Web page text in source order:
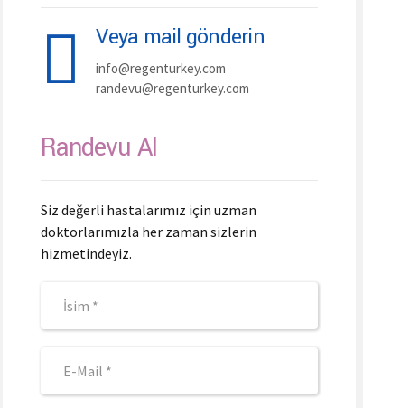
Veya mail gönderin
info@regenturkey.com
randevu@regenturkey.com
Randevu Al
Siz değerli hastalarımız için uzman
doktorlarımızla her zaman sizlerin
hizmetindeyiz.